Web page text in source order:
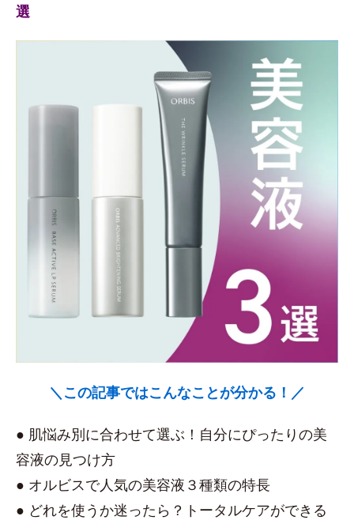
選
＼この記事ではこんなことが分かる！／
● 肌悩み別に合わせて選ぶ！自分にぴったりの美
容液の見つけ方
● オルビスで人気の美容液３種類の特長
● どれを使うか迷ったら？トータルケアができる